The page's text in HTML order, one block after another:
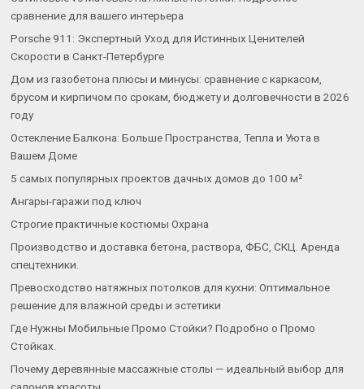
сравнение для вашего интерьера
Porsche 911: Экспертный Уход для Истинных Ценителей
Скорости в Санкт-Петербурге
Дом из газобетона плюсы и минусы: сравнение с каркасом,
брусом и кирпичом по срокам, бюджету и долговечности в 2026
году
Остекление Балкона: Больше Пространства, Тепла и Уюта в
Вашем Доме
5 самых популярных проектов дачных домов до 100 м²
Ангары-гаражи под ключ
Строгие практичные костюмы Охрана
Производство и доставка бетона, раствора, ФБС, СКЦ. Аренда
спецтехники.
Превосходство натяжных потолков для кухни: Оптимальное
решение для влажной среды и эстетики
Где Нужны Мобильные Промо Стойки? Подробно о Промо
Стойках.
Почему деревянные массажные столы — идеальный выбор для